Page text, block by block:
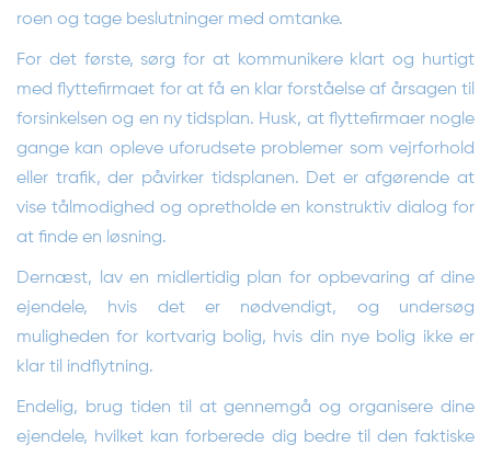
roen og tage beslutninger med omtanke.
For det første, sørg for at kommunikere klart og hurtigt
med flyttefirmaet for at få en klar forståelse af årsagen til
forsinkelsen og en ny tidsplan. Husk, at flyttefirmaer nogle
gange kan opleve uforudsete problemer som vejrforhold
eller trafik, der påvirker tidsplanen. Det er afgørende at
vise tålmodighed og opretholde en konstruktiv dialog for
at finde en løsning.
Dernæst, lav en midlertidig plan for opbevaring af dine
ejendele, hvis det er nødvendigt, og undersøg
muligheden for kortvarig bolig, hvis din nye bolig ikke er
klar til indflytning.
Endelig, brug tiden til at gennemgå og organisere dine
ejendele, hvilket kan forberede dig bedre til den faktiske